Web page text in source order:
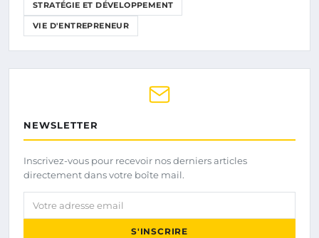
STRATÉGIE ET DÉVELOPPEMENT
VIE D'ENTREPRENEUR
NEWSLETTER
Inscrivez-vous pour recevoir nos derniers articles
directement dans votre boîte mail.
Votre adresse email
S'INSCRIRE